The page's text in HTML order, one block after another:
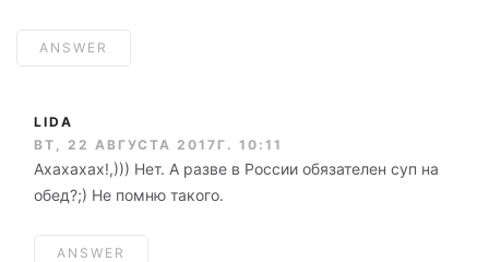
ANSWER
LIDA
ВТ, 22 АВГУСТА 2017Г. 10:11
Ахахахах!,))) Нет. А разве в России обязателен суп на
обед?;) Не помню такого.
ANSWER